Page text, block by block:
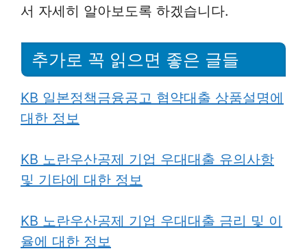
서 자세히 알아보도록 하겠습니다.
추가로 꼭 읽으면 좋은 글들
KB 일본정책금융공고 협약대출 상품설명에
대한 정보
KB 노란우산공제 기업 우대대출 유의사항
및 기타에 대한 정보
KB 노란우산공제 기업 우대대출 금리 및 이
율에 대한 정보